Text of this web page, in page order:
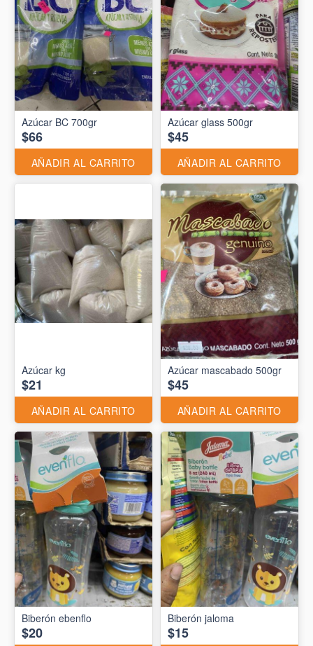
Azúcar BC 700gr
$66
AÑADIR AL CARRITO
Azúcar glass 500gr
$45
AÑADIR AL CARRITO
Azúcar kg
$21
AÑADIR AL CARRITO
Azúcar mascabado 500gr
$45
AÑADIR AL CARRITO
Biberón ebenflo
$20
Biberón jaloma
$15